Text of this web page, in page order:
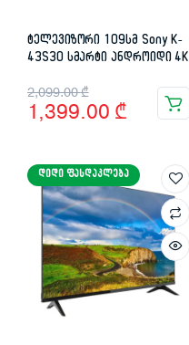
ტელევიზორი 109სმ Sony K-
43S30 სმარტი ანდროიდი 4K
2,099.00₾
Original
price
2,099.00 ₾.
1,399.00 ₾
Current
price
1,399.00 ₾.
ᲓᲘᲓᲘ ᲤᲐᲡᲓᲐᲙᲚᲔᲑᲐ